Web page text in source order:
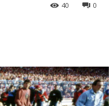
0
40